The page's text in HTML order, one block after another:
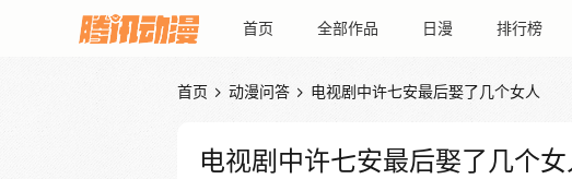
首页 全部作品 日漫 排行榜
首页  动漫问答  电视剧中许七安最后娶了几个女人
电视剧中许七安最后娶了几个女